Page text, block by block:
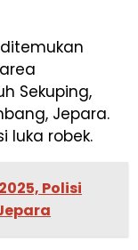
Sekuping,
Jepara.
luka robek.
Polisi